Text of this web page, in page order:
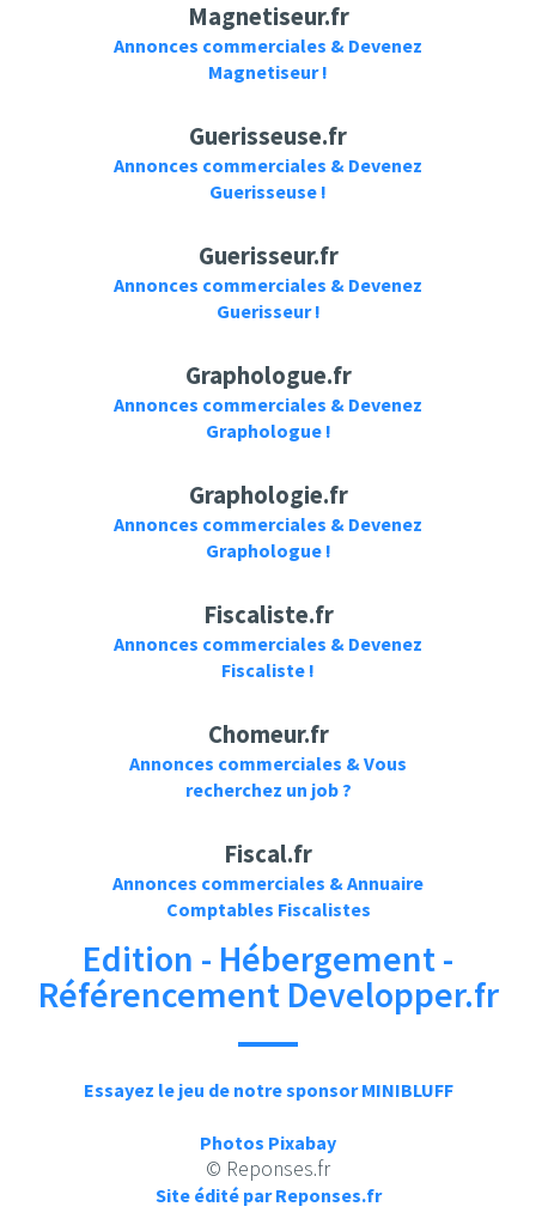
Magnetiseur.fr
Annonces commerciales & Devenez
Magnetiseur !
Guerisseuse.fr
Annonces commerciales & Devenez
Guerisseuse !
Guerisseur.fr
Annonces commerciales & Devenez
Guerisseur !
Graphologue.fr
Annonces commerciales & Devenez
Graphologue !
Graphologie.fr
Annonces commerciales & Devenez
Graphologue !
Fiscaliste.fr
Annonces commerciales & Devenez
Fiscaliste !
Chomeur.fr
Annonces commerciales & Vous
recherchez un job ?
Fiscal.fr
Annonces commerciales & Annuaire
Comptables Fiscalistes
Edition - Hébergement -
Référencement Developper.fr
Essayez le jeu de notre sponsor MINIBLUFF
Photos Pixabay
© Reponses.fr
Site édité par Reponses.fr